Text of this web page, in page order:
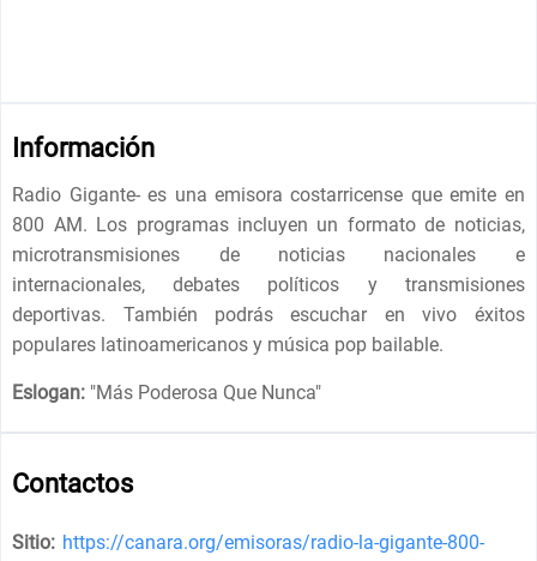
Información
Radio Gigante- es una emisora costarricense que emite en
800 AM. Los programas incluyen un formato de noticias,
microtransmisiones de noticias nacionales e
internacionales, debates políticos y transmisiones
deportivas. También podrás escuchar en vivo éxitos
populares latinoamericanos y música pop bailable.
Eslogan: "Más Poderosa Que Nunca"
Contactos
Sitio: https://canara.org/emisoras/radio-la-gigante-800-